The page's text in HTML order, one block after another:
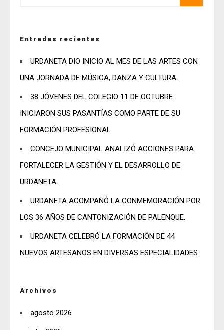
Entradas recientes
URDANETA DIO INICIO AL MES DE LAS ARTES CON
UNA JORNADA DE MÚSICA, DANZA Y CULTURA.
38 JÓVENES DEL COLEGIO 11 DE OCTUBRE
INICIARON SUS PASANTÍAS COMO PARTE DE SU
FORMACIÓN PROFESIONAL.
CONCEJO MUNICIPAL ANALIZÓ ACCIONES PARA
FORTALECER LA GESTIÓN Y EL DESARROLLO DE
URDANETA.
URDANETA ACOMPAÑÓ LA CONMEMORACIÓN POR
LOS 36 AÑOS DE CANTONIZACIÓN DE PALENQUE.
URDANETA CELEBRÓ LA FORMACIÓN DE 44
NUEVOS ARTESANOS EN DIVERSAS ESPECIALIDADES.
Archivos
agosto 2026